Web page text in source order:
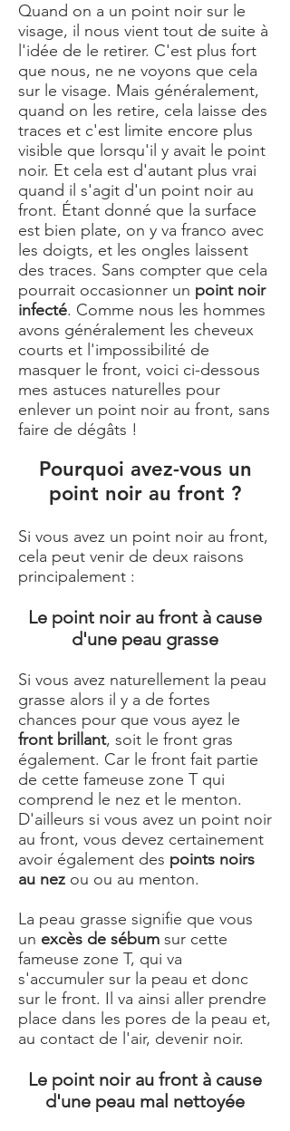
Quand on a un point noir sur le
visage, il nous vient tout de suite à
l'idée de le retirer. C'est plus fort
que nous, ne ne voyons que cela
sur le visage. Mais généralement,
quand on les retire, cela laisse des
traces et c'est limite encore plus
visible que lorsqu'il y avait le point
noir. Et cela est d'autant plus vrai
quand il s'agit d'un point noir au
front. Étant donné que la surface
est bien plate, on y va franco avec
les doigts, et les ongles laissent
des traces. Sans compter que cela
pourrait occasionner un point noir
infecté. Comme nous les hommes
avons généralement les cheveux
courts et l'impossibilité de
masquer le front, voici ci-dessous
mes astuces naturelles pour
enlever un point noir au front, sans
faire de dégâts !
Pourquoi avez-vous un
point noir au front ?
Si vous avez un point noir au front,
cela peut venir de deux raisons
principalement :
Le point noir au front à cause
d'une peau grasse
Si vous avez naturellement la peau
grasse alors il y a de fortes
chances pour que vous ayez le
front brillant, soit le front gras
également. Car le front fait partie
de cette fameuse zone T qui
comprend le nez et le menton.
D'ailleurs si vous avez un point noir
au front, vous devez certainement
avoir également des points noirs
au nez ou ou au menton.
La peau grasse signifie que vous
un excès de sébum sur cette
fameuse zone T, qui va
s'accumuler sur la peau et donc
sur le front. Il va ainsi aller prendre
place dans les pores de la peau et,
au contact de l'air, devenir noir.
Le point noir au front à cause
d'une peau mal nettoyée